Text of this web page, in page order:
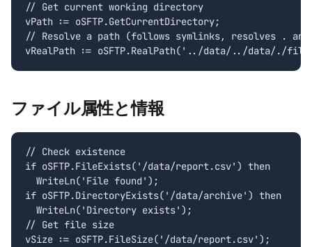
// Get current working directory
vPath := oSFTP.GetCurrentDirectory;
// Resolve a path (follows symlinks, resolves .
vRealPath := oSFTP.RealPath('../data/../data/./
ファイル属性と情報
// Check existence
if oSFTP.FileExists('/data/report.csv') then
  WriteLn('File found');
if oSFTP.DirectoryExists('/data/archive') then
  WriteLn('Directory exists');
// Get file size
vSize := oSFTP.FileSize('/data/report.csv');